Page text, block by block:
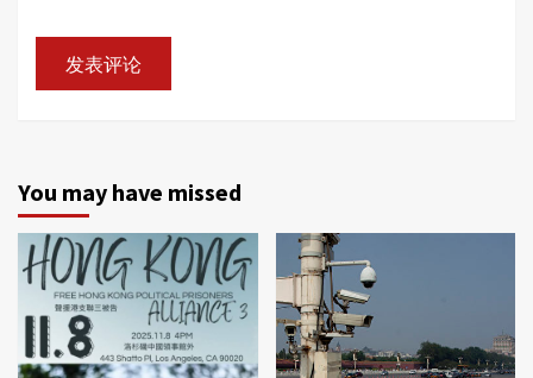
You may have missed